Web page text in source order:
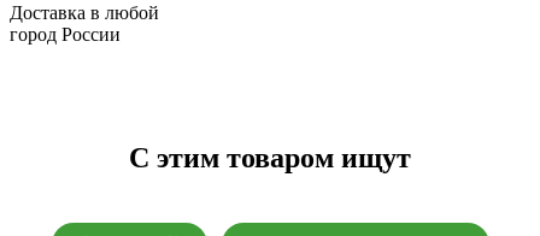
Доставка в любой
город России
С этим товаром ищут